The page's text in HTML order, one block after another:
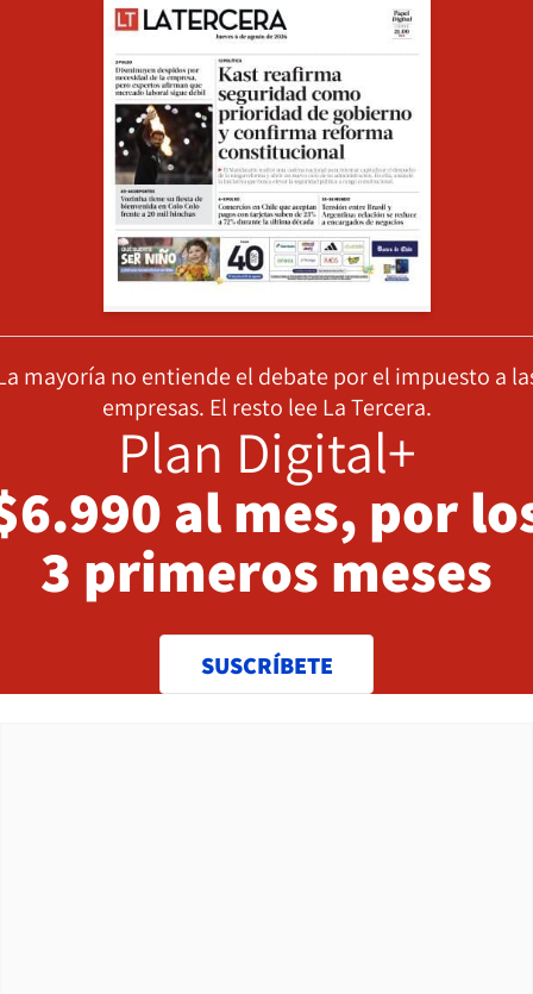
mayoría no entiende el debate por el impuesto a
empresas. El resto lee La Tercera.
Plan Digital+
al mes, por
3 primeros meses
SUSCRÍBETE